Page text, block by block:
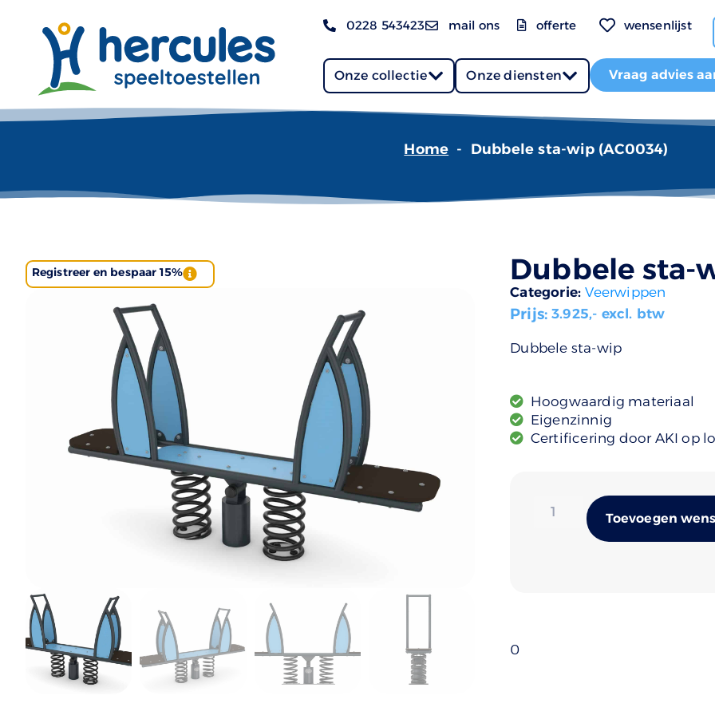
0228 543423 mail ons offerte wensenlijst
Onze collectie Onze diensten Vraag advies
Home - Dubbele sta-wip (AC0034)
Registreer en bespaar 15% Dubbele sta-
Categorie:Veerwippen
Prijs:3.925,- excl. btw
Dubbele sta-wip
Hoogwaardig materiaal
Eigenzinnig
Certificering door AKI op
Toevoegen
0